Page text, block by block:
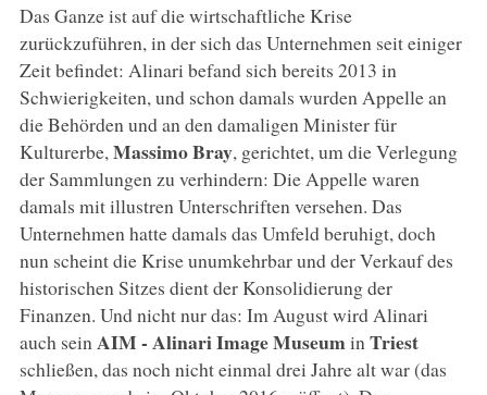
Das Ganze ist auf die wirtschaftliche Krise
zurückzuführen, in der sich das Unternehmen seit einiger
Zeit befindet: Alinari befand sich bereits 2013 in
Schwierigkeiten, und schon damals wurden Appelle an
die Behörden und an den damaligen Minister für
Kulturerbe, Massimo Bray, gerichtet, um die Verlegung
der Sammlungen zu verhindern: Die Appelle waren
damals mit illustren Unterschriften versehen. Das
Unternehmen hatte damals das Umfeld beruhigt, doch
nun scheint die Krise unumkehrbar und der Verkauf des
historischen Sitzes dient der Konsolidierung der
Finanzen. Und nicht nur das: Im August wird Alinari
auch sein AIM - Alinari Image Museumin Triest
schließen, das noch nicht einmal drei Jahre alt war (das